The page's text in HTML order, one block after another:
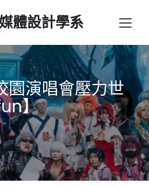
體設計學系
園演唱會壓力世
】